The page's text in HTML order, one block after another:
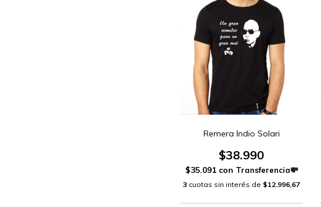
Remera Indio Solari
$38.990
$35.091 con
3 cuotas sin interés de $12.996,67